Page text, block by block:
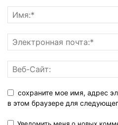
сохраните мое имя, адрес
в этом браузере для
Уведомить меня о новых